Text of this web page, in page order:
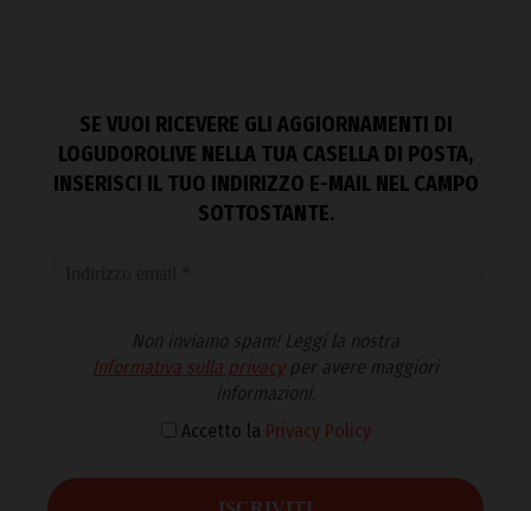
SE VUOI RICEVERE GLI AGGIORNAMENTI DI
LOGUDOROLIVE NELLA TUA CASELLA DI POSTA,
INSERISCI IL TUO INDIRIZZO E-MAIL NEL CAMPO
SOTTOSTANTE.
Non inviamo spam! Leggi la nostra
Informativa sulla privacyper avere maggiori
informazioni.
Accetto la Privacy Policy